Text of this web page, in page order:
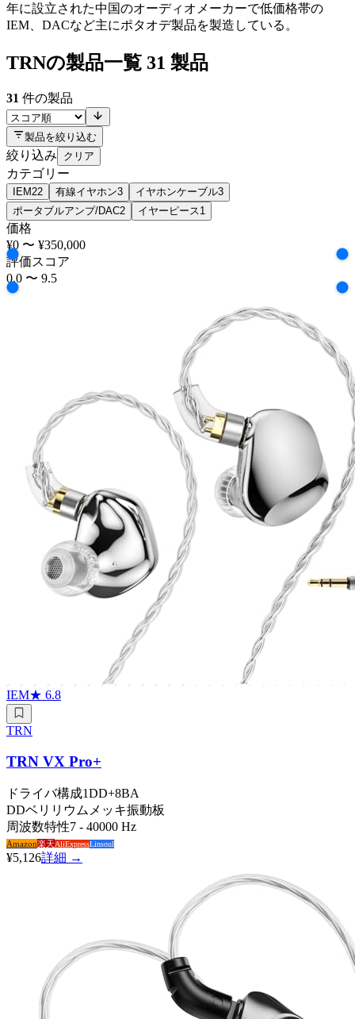
年に設立された中国のオーディオメーカーで低価格帯の
IEM、DACなど主にポタオデ製品を製造している。
TRNの製品一覧 31 製品
31 件の製品
製品を絞り込む
絞り込み クリア
カテゴリー
IEM22 有線イヤホン3 イヤホンケーブル3
ポータブルアンプ/DAC2 イヤーピース1
価格
¥0 〜 ¥350,000
評価スコア
0.0 〜 9.5
IEM★6.8
TRN
TRN VX Pro+
ドライバ構成1DD+8BA
DDベリリウムメッキ振動板
周波数特性7 - 40000 Hz
Amazon楽天AliExpressLinsoul
¥5,126詳細 →